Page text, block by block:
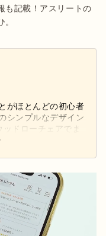
も記載！アスリートの
がほとんどの初心者
シンプルなデザイン
ドローチェアでま
り。